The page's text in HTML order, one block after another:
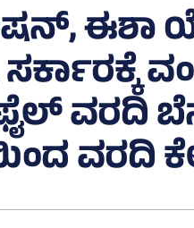
ವರದಿ
ವರದಿ